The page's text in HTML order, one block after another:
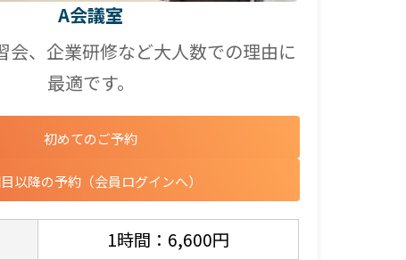
A会議室
会、企業研修など大人数での理由に
最適です。
初めてのご予約
以降の予約（会員ログインへ）
1時間：6,600円